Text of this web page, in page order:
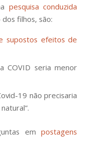
pesquisa conduzida
filhos, são:
supostos efeitos de
COVID seria menor
19 não precisaria
empostagens